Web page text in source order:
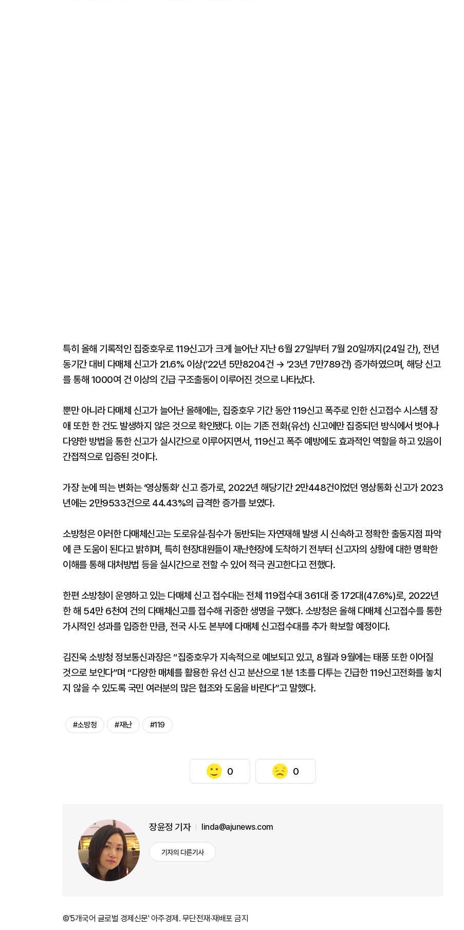
특히 올해 기록적인 집중호우로 119신고가 크게 늘어난 지난 6월 27일부터 7월 20일까지(24일 간), 전년
동기간 대비 다매체 신고가 21.6% 이상(’22년 5만8204건 → ’23년 7만789건) 증가하였으며, 해당 신고
를 통해 1000여 건 이상의 긴급 구조출동이 이루어진 것으로 나타났다.
뿐만 아니라 다매체 신고가 늘어난 올해에는, 집중호우 기간 동안 119신고 폭주로 인한 신고접수 시스템 장
애 또한 한 건도 발생하지 않은 것으로 확인됐다. 이는 기존 전화(유선) 신고에만 집중되던 방식에서 벗어나
다양한 방법을 통한 신고가 실시간으로 이루어지면서, 119신고 폭주 예방에도 효과적인 역할을 하고 있음이
간접적으로 입증된 것이다.
가장 눈에 띄는 변화는 ‘영상통화’ 신고 증가로, 2022년 해당기간 2만448건이었던 영상통화 신고가 2023
년에는 2만9533건으로 44.43%의 급격한 증가를 보였다.
소방청은 이러한 다매체신고는 도로유실·침수가 동반되는 자연재해 발생 시 신속하고 정확한 출동지점 파악
에 큰 도움이 된다고 밝히며, 특히 현장대원들이 재난현장에 도착하기 전부터 신고자의 상황에 대한 명확한
이해를 통해 대처방법 등을 실시간으로 전할 수 있어 적극 권고한다고 전했다.
한편 소방청이 운영하고 있는 다매체 신고 접수대는 전체 119접수대 361대 중 172대(47.6%)로, 2022년
한 해 54만 6천여 건의 다매체신고를 접수해 귀중한 생명을 구했다. 소방청은 올해 다매체 신고접수를 통한
가시적인 성과를 입증한 만큼, 전국 시·도 본부에 다매체 신고접수대를 추가 확보할 예정이다.
김진욱 소방청 정보통신과장은 “집중호우가 지속적으로 예보되고 있고, 8월과 9월에는 태풍 또한 이어질
것으로 보인다”며 “다양한 매체를 활용한 유선 신고 분산으로 1분 1초를 다투는 긴급한 119신고전화를 놓치
지 않을 수 있도록 국민 여러분의 많은 협조와 도움을 바란다”고 말했다.
#소방청 #재난 #119
0 0
장윤정 기자 linda@ajunews.com
기자의 다른기사
©'5개국어 글로벌 경제신문' 아주경제. 무단전재·재배포 금지